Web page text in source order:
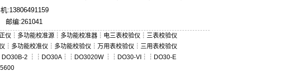
:13806491159
邮编:261041
仪 ┆ 多功能校准源 ┆ 多功能校准器 ┆ 电三表校验仪 ┆ 三表校验仪
┆ 多功能校准仪 ┆ 多功能校验仪 ┆ 万用表校验仪 ┆ 三用表校验仪
DO30B-2 ┆┆ DO30A ┆┆ DO3020W┆┆ DO30-VI ┆┆ DO30-E